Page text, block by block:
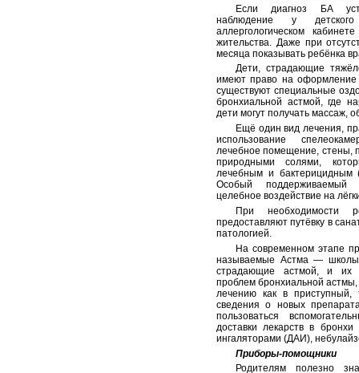
Если диагноз БА
наблюдение у
аллергологическом
жительства. Даже при
месяца показывать ребёнка
Дети, страдающие
имеют право на оформление
существуют специальные
бронхиальной астмой, где
дети могут получать массаж,
Ещё один вид лечения,
использование
лечебное помещение, стены,
природными солями,
лечебным и бактерицидным
Особый поддерживаемый
целебное воздействие на
При необходимости
предоставляют путёвку в
патологией.
На современном этапе
называемые Астма —
страдающие астмой, и их
проблем бронхиальной
лечению как в приступный,
сведения о новых
пользоваться
доставки лекарств в
ингаляторами (ДАИ),
Приборы-помощники
Родителям полезно